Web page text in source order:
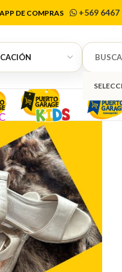
DE COMPRAS +569 6467